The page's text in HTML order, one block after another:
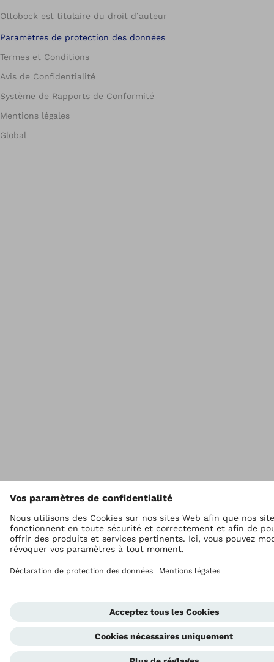
Ottobock est titulaire du droit d’auteur
Paramètres de protection des données
Termes et Conditions
Avis de Confidentialité
Système de Rapports de Conformité
Mentions légales
Global